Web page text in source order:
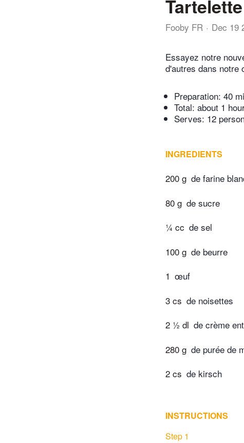
Fooby FR Dec 19
Essayez notre
d'autres dans notre
Preparation: 40
Total: about 1
Serves: 12
INGREDIENTS
200 g de farine
80 g de sucre
¼ cc de sel
100 g de beurre
1 œuf
3 cs de noisettes
2 ½ dl de crème
280 g de purée de
2 cs de kirsch
INSTRUCTIONS
Step 1